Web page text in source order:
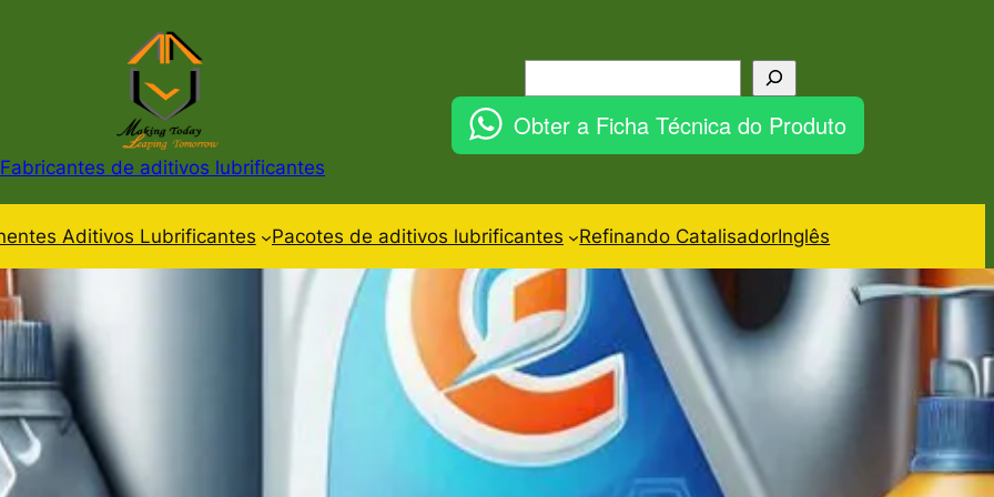
Fabricantes de aditivos lubrificantes
Obter a Ficha Técnica do Produto
Aditivos Lubrificantes Pacotes de aditivos lubrificantes Refinando CatalisadorInglês